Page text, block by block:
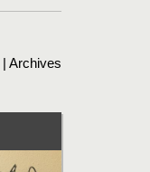
| Archives